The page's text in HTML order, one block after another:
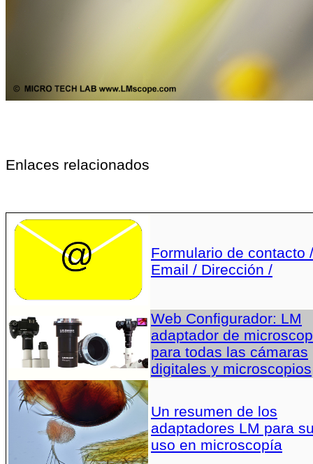
Enlaces relacionados
Formulario de contacto /
Email / Dirección /
Web Configurador: LM
adaptador de
para todas las cámaras
digitales y microscopios
Un resumen de los
adaptadores LM para
uso en microscopía